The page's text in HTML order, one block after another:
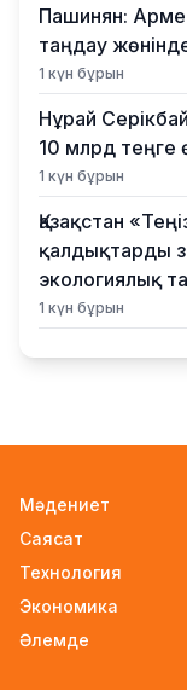
Пашинян:
таңдау
1 күн бұрын
Нұрай
10 млрд теңге
1 күн бұрын
Қазақстан
қалдықтарды
экологиялық
1 күн бұрын
Жүлде қоры
мемлекеттік
тізімі
2 күн бұрын
Ауылға
архивистерге
үй несиесі
Мәдениет
Саясат
Технология
Экономика
Әлемде